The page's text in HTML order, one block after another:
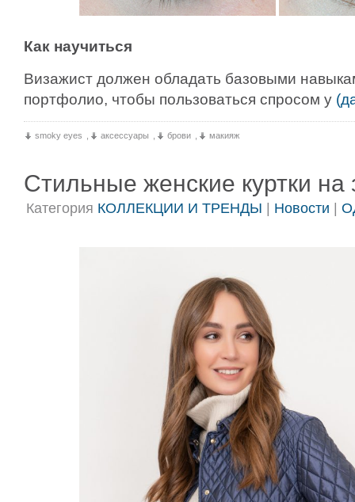
Как научиться
Визажист должен обладать базовыми
портфолио, чтобы пользоваться спросом у
smoky eyes аксессуары брови макияж
Стильные женские куртки на
Категория КОЛЛЕКЦИИ И ТРЕНДЫ Новости